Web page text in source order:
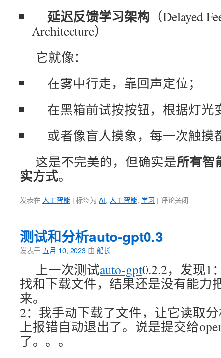
延迟反馈学习架构 （Delayed
Architecture）
它就像：
在雾中行走，靠回声定位；
在黑箱前试按按钮，根据灯光
或者像盲人摸象，每一次触摸
这是不完美的，但确实是所有智
实方式。
发表在 人工智能 | 标签为 AI, 人工智能, 学习 | 评论关闭
测试和分析auto-gpt0.3
发表于 五月 10, 2023 由 船长
上一次测试auto-gpt0.2.2，发现1
找和下载文件，结果还是没有能力
来。
2：我手动下载了文件，让它读取
上报错自动退出了。说是提交给
了。。。